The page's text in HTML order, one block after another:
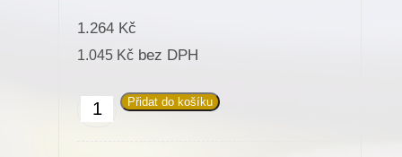
1.264 Kč
1.045 Kč bez DPH
811727Přidat do košíku